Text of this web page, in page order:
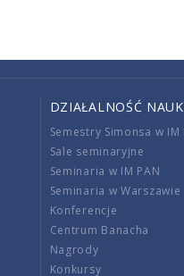
DZIAŁALNOŚĆ
Semestry Simonsa w IM
Sale seminaryjne
Seminaria w IM PAN
Seminaria w Warszawie
Konferencje
Centrum Banacha
Nagrody
Konkursy